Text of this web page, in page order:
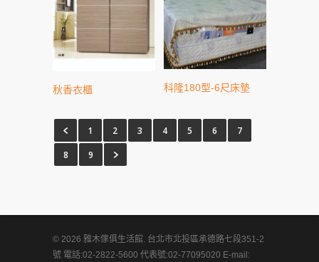
秋香衣櫃 科隆180型-6尺床墊
1 2 3 4 5 6
7
8
9
© 2026 雅木傢俱生活館. 台北市北投區承德路七段351-2
號 電話:02-2822-5600 代表號:02-77095020 E-mail: